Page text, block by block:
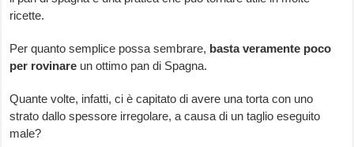
ricette.
Per quanto semplice possa sembrare, basta veramente poco
per rovinare un ottimo pan di Spagna.
Quante volte, infatti, ci è capitato di avere una torta con uno
strato dallo spessore irregolare, a causa di un taglio eseguito
male?